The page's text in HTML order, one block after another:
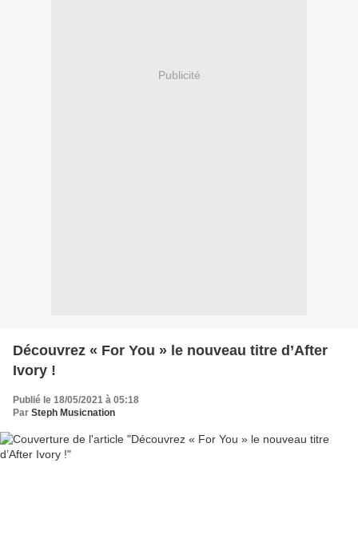
Publicité
Découvrez « For You » le nouveau titre d’After
Ivory !
Publié le 18/05/2021 à 05:18
Par Steph Musicnation